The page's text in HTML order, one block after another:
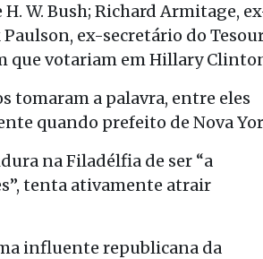
W. Bush; Richard Armitage,
ex-secretário do
que votariam em Hillary
tomaram a palavra, entre eles
quando prefeito de Nova
na Filadélfia de ser “a
tenta ativamente atrair
influente republicana da